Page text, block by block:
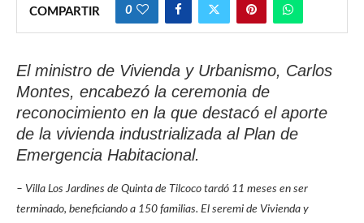
COMPARTIR 0
El ministro de Vivienda y Urbanismo, Carlos
Montes, encabezó la ceremonia de
reconocimiento en la que destacó el aporte
de la vivienda industrializada al Plan de
Emergencia Habitacional.
– Villa Los Jardines de Quinta de Tilcoco tardó 11 meses en ser
terminado, beneficiando a 150 familias. El seremi de Vivienda y